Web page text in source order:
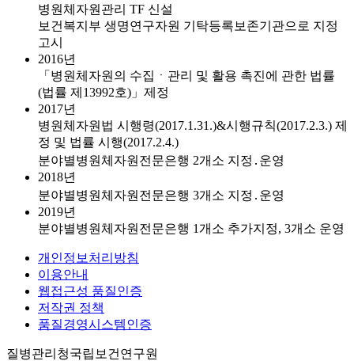
병원체자원관리 TF 신설
보건복지부 생명연구자원 기탁등록보존기관으로 지정
고시
2016년
「병원체자원의 수집ㆍ관리 및 활용 촉진에 관한 법률
(법률 제13992호)」제정
2017년
병원체자원법 시행령(2017.1.31.)&시행규칙(2017.2.3.) 제
정 및 법률 시행(2017.2.4.)
분야별병원체자원전문은행 2개소 지정․운영
2018년
분야별병원체자원전문은행 3개소 지정․운영
2019년
분야별병원체자원전문은행 1개소 추가지정, 3개소 운영
개인정보처리방침
이용안내
웹접근성 품질인증
저작권 정책
품질경영시스템인증
질병관리청국립보건연구원